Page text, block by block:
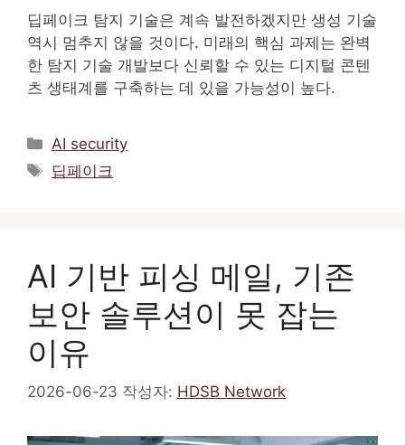
딥페이크 탐지 기술은 계속 발전하겠지만 생성 기술
역시 멈추지 않을 것이다. 미래의 핵심 과제는 완벽
한 탐지 기술 개발보다 신뢰할 수 있는 디지털 콘텐
츠 생태계를 구축하는 데 있을 가능성이 높다.
카
테
고
AI security
태
딥페이크
AI 기반 피싱 메일, 기존
보안 솔루션이 못 잡는
이유
2026-06-23 작성자: HDSB Network